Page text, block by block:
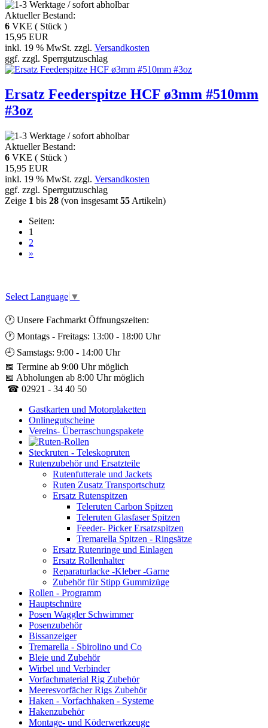
Aktueller Bestand:
6 VKE ( Stück )
15,95 EUR
inkl. 19 % MwSt. zzgl. Versandkosten
ggf. zzgl. Sperrgutzuschlag
Ersatz Feederspitze HCF ø3mm #510mm
#3oz
Aktueller Bestand:
6 VKE ( Stück )
15,95 EUR
inkl. 19 % MwSt. zzgl. Versandkosten
ggf. zzgl. Sperrgutzuschlag
Zeige 1 bis 28 (von insgesamt 55 Artikeln)
Seiten:
1
2
»
Select Language ▼
🕐 Unsere Fachmarkt Öffnungszeiten:
🕐 Montags - Freitags: 13:00 - 18:00 Uhr
🕘 Samstags: 9:00 - 14:00 Uhr
📅 Termine ab 9:00 Uhr möglich
📅 Abholungen ab 8:00 Uhr möglich
☎ 02921 - 34 40 50
Gastkarten und Motorplaketten
Onlinegutscheine
Vereins- Überraschungspakete
Steckruten - Teleskopruten
Rutenzubehör und Ersatzteile
Rutenfutterale und Jackets
Ruten Zusatz Transportschutz
Ersatz Rutenspitzen
Teleruten Carbon Spitzen
Teleruten Glasfaser Spitzen
Feeder- Picker Ersatzspitzen
Tremarella Spitzen - Ringsätze
Ersatz Rutenringe und Einlagen
Ersatz Rollenhalter
Reparaturlacke -Kleber -Garne
Zubehör für Stipp Gummizüge
Rollen - Programm
Hauptschnüre
Posen Waggler Schwimmer
Posenzubehör
Bissanzeiger
Tremarella - Sbirolino und Co
Bleie und Zubehör
Wirbel und Verbinder
Vorfachmaterial Rig Zubehör
Meeresvorfächer Rigs Zubehör
Haken - Vorfachhaken - Systeme
Hakenzubehör
Montage- und Köderwerkzeuge